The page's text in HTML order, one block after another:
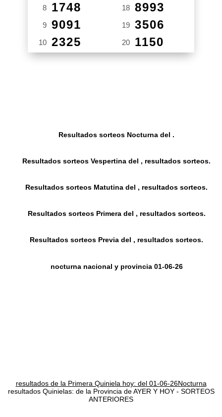
8 1748
9 9091
10 2325
18 8993
19 3506
20 1150
Resultados sorteos Nocturna del .
Resultados sorteos Vespertina del , resultados sorteos.
Resultados sorteos Matutina del , resultados sorteos.
Resultados sorteos Primera del , resultados sorteos.
Resultados sorteos Previa del , resultados sorteos.
nocturna nacional y provincia 01-06-26
resultados de la Primera Quiniela hoy: del 01-06-26Nocturna
resultados Quinielas: de la Provincia de AYER Y HOY - SORTEOS
ANTERIORES